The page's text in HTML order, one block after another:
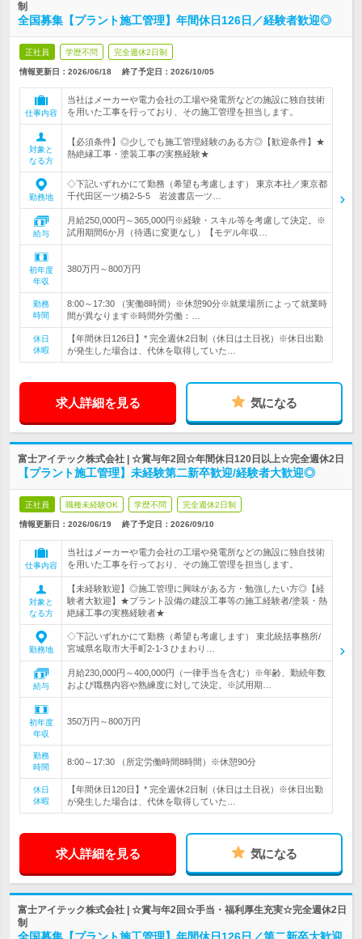
制
全国募集【プラント施工管理】年間休日126日／経験者歓迎◎
正社員 学歴不問 完全週休2日制
情報更新日：2026/06/18 終了予定日： 2026/10/05
仕事内容
当社はメーカーや電力会社の工場や発電所などの施設に独自技術
を用いた工事を行っており、その施工管理を担当します。
対象と
なる方
【必須条件】◎少しでも施工管理経験のある方◎【歓迎条件】★
熱絶縁工事・塗装工事の実務経験★
勤務地
◇下記いずれかにて勤務（希望も考慮します） 東京本社／東京都
千代田区一ツ橋2-5-5 岩波書店一ツ…
給与
月給250,000円～365,000円※経験・スキル等を考慮して決定。※
試用期間6か月（待遇に変更なし）【モデル年収…
初年度
年収
380万円～800万円
勤務
時間
8:00～17:30 （実働8時間）※休憩90分※就業場所によって就業時
間が異なります※時間外労働：…
休日
休暇
【年間休日126日】* 完全週休2日制（休日は土日祝）※休日出勤
が発生した場合は、代休を取得していた…
求人詳細を見る 気になる
富士アイテック株式会社 | ☆賞与年2回☆年間休日120日以上☆完全週休2日
【プラント施工管理】未経験第二新卒歓迎/経験者大歓迎◎
正社員 職種未経験OK 学歴不問 完全週休2日制
情報更新日：2026/06/19 終了予定日： 2026/09/10
仕事内容
当社はメーカーや電力会社の工場や発電所などの施設に独自技術
を用いた工事を行っており、その施工管理を担当します。
対象と
なる方
【未経験歓迎】◎施工管理に興味がある方・勉強したい方◎【経
験者大歓迎】★プラント設備の建設工事等の施工経験者/塗装・熱
絶縁工事の実務経験者★
勤務地
◇下記いずれかにて勤務（希望も考慮します） 東北統括事務所/
宮城県名取市大手町2-1-3 ひまわり…
給与
月給230,000円～400,000円（一律手当を含む）※年齢、勤続年数
および職務内容や熟練度に対して決定。※試用期…
初年度
年収
350万円～800万円
勤務
時間
8:00～17:30 （所定労働時間8時間）※休憩90分
休日
休暇
【年間休日120日】* 完全週休2日制（休日は土日祝）※休日出勤
が発生した場合は、代休を取得していた…
求人詳細を見る 気になる
富士アイテック株式会社 | ☆賞与年2回☆手当・福利厚生充実☆完全週休2日
制